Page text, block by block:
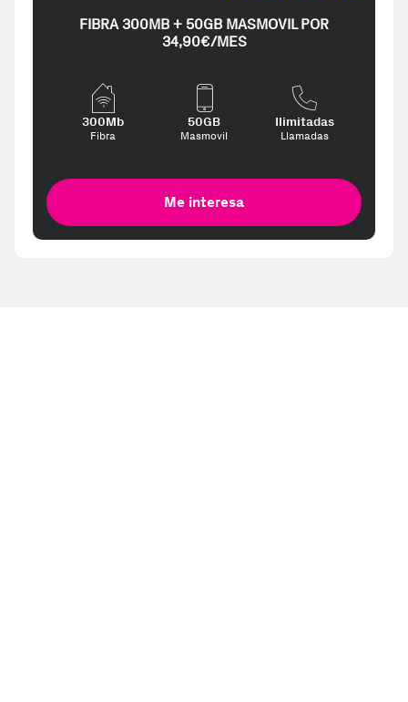
FIBRA 300MB + 50GB MASMOVIL POR
34,90€/MES
300Mb
Fibra
50GB
Masmovil
Ilimitadas
Llamadas
Me interesa